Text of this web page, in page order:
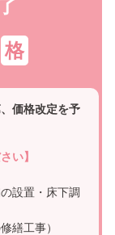
格
価格改定を予
い】
設置・床下調
繕工事）